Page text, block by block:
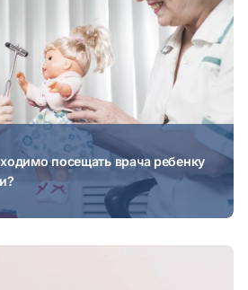
посещать врача ребенку